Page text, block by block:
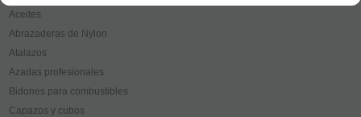
Aceites
Abrazaderas de Nylon
Atalazos
Azadas profesionales
Bidones para combustibles
Capazos y cubos